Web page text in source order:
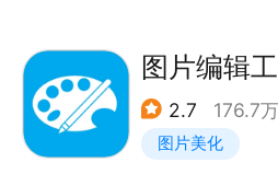
3.照片缓存清理：一键清理相
用照片及常用社交app和系统
放空间，手机拥有大内存！
图片编辑
2.7 176.7
图片美化